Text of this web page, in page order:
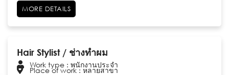
MORE DETAILS
Hair Stylist / ช่างทำผม
Work type : พนักงานประจำ
Place of work : หลายสาขา